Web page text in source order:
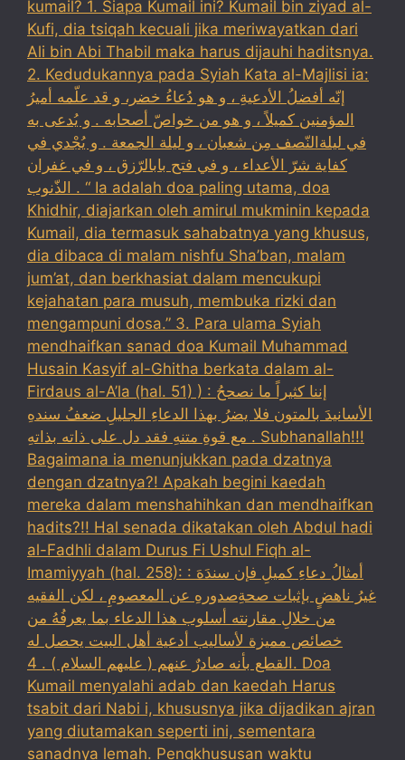
kumail? 1. Siapa Kumail ini? Kumail bin ziyad al-
Kufi, dia tsiqah kecuali jika meriwayatkan dari
Ali bin Abi Thabil maka harus dijauhi haditsnya.
2. Kedudukannya pada Syiah Kata al-Majlisi ia:
إنّه أفضلُ الأدعيةِ ، و هو دُعاءُ خضر، و قد علّمه أميرُ
المؤمنين كميلاً ، و هو من خواصّ أصحابه . و يُدعى به
في ليلةالنّصف مِن شعبان ، و ليلة الجمعة . و يُجْدي في
كفاية شرّ الأعداء ، و في فتح بابالرّزق ، و في غفران
الذّنوب . “ Ia adalah doa paling utama, doa
Khidhir, diajarkan oleh amirul mukminin kepada
Kumail, dia termasuk sahabatnya yang khusus,
dia dibaca di malam nishfu Sha’ban, malam
jum’at, dan berkhasiat dalam mencukupi
kejahatan para musuh, membuka rizki dan
mengampuni dosa.” 3. Para ulama Syiah
mendhaifkan sanad doa Kumail Muhammad
Husain Kasyif al-Ghitha berkata dalam al-
Firdaus al-A’la (hal. 51) ) : إننا كثيراً ما نصححُ
الأسانيدَ بالمتون فلا يضرُ بهذا الدعاءِ الجليلِ ضعفُ سندهِ
مع قوةِ متنهِ فقد دل على ذاته بذاتهِ . Subhanallah!!!
Bagaimana ia menunjukkan pada dzatnya
dengan dzatnya?! Apakah begini kaedah
mereka dalam menshahihkan dan mendhaifkan
hadits?!! Hal senada dikatakan oleh Abdul hadi
al-Fadhli dalam Durus Fi Ushul Fiqh al-
Imamiyyah (hal. 258): : أمثالُ دعاءِ كميلِ فإن سندَهَ
غيرُ ناهضٍ بإثبات صحةِصدورهِ عن المعصومِ ، لكن الفقيه
من خلالِ مقارنته أسلوب هذا الدعاء بما يعرفُهُ من
خصائص مميزة لأساليب أدعية أهل البيت يحصل له
القطع بأنه صادرٌ عنهم ( عليهم السلام ) . 4. Doa
Kumail menyalahi adab dan kaedah Harus
tsabit dari Nabi i, khususnya jika dijadikan ajran
yang diutamakan seperti ini, sementara
sanadnya lemah. Pengkhususan waktu